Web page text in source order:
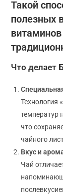
Такой
полезных
Что делает
Технология
температур
что
чайного
Вкус и
Чай